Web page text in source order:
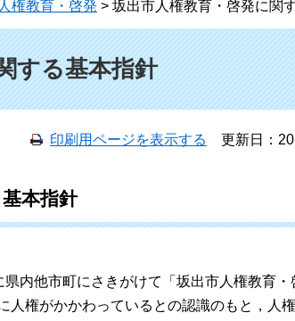
人権教育・啓発 > 坂出市人権教育・啓発に関
する基本指針
印刷用ページを表示する 更新日：
本指針
内他市町にさきがけて「坂出市人権教育・
権がかかわっているとの認識のもと，人